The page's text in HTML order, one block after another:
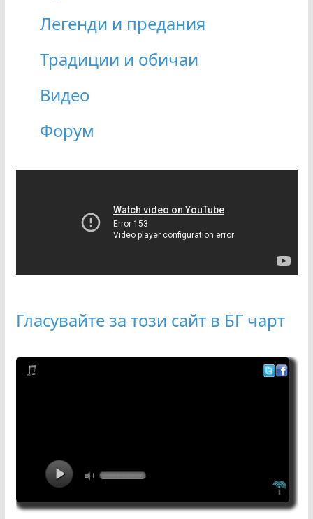
Легенди и предания
Традиции и обичаи
Видео
Форум
Гласувайте за този сайт в БГ чарт